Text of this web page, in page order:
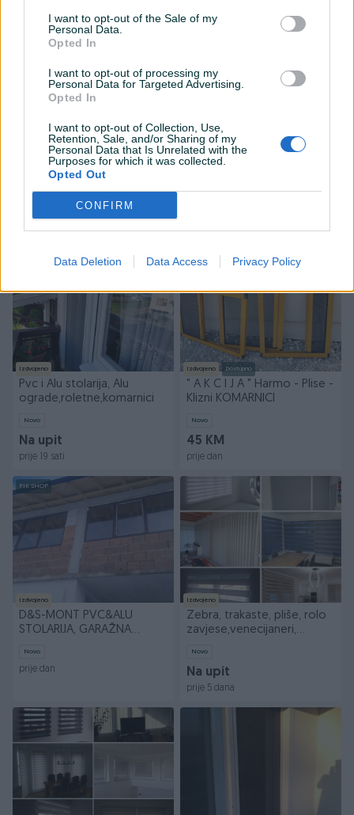
I want to opt-out of the Sale of my
Personal Data.
Opted In
I want to opt-out of processing my
Personal Data for Targeted Advertising.
Opted In
I want to opt-out of Collection, Use,
Retention, Sale, and/or Sharing of my
Personal Data that Is Unrelated with the
Purposes for which it was collected.
Opted Out
CONFIRM
Data Deletion Data Access Privacy Policy
Harmonika komarnici Alu
žaluzine Sarajevo PERFECT
Izdvojeno Dostupno
Harmonika komarnici po
mjeri | Izrada i ugradnja
Izdvojeno
Pvc i Alu stolarija, Alu
ograde,roletne,komarnici
Novo
Na upit
prije 19 sati
Izdvojeno Dostupno
" A K C I J A " Harmo - Plise -
Klizni KOMARNICI
Novo
45 KM
prije dan
PIK SHOP
Izdvojeno
D&S-MONT PVC&ALU
STOLARIJA, GARAŽNA
Novo
prije dan
Izdvojeno
Zebra, trakaste, pliše, rolo
zavjese,venecijaneri,
Novo
Na upit
prije 5 dana